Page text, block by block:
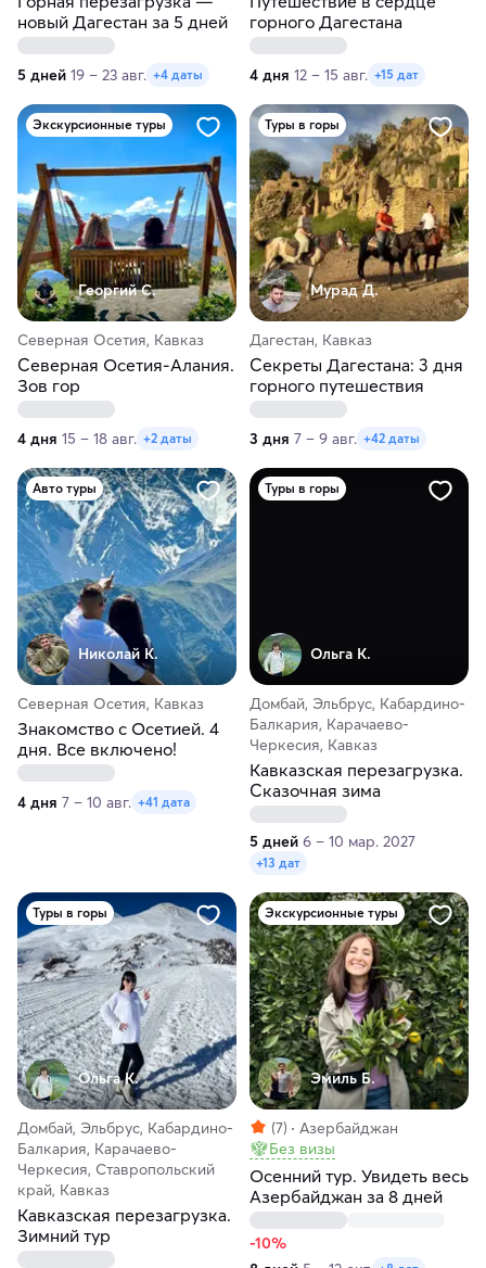
новый Дагестан за 5 дней
5 дней 19 – 23 авг. +4 даты
горного Дагестана
4 дня 12 – 15 авг. +15 дат
Экскурсионные туры
Георгий С.
Северная Осетия, Кавказ
Северная Осетия-Алания.
Зов гор
4 дня 15 – 18 авг. +2 даты
Туры в горы
Мурад Д.
Дагестан, Кавказ
Секреты Дагестана: 3 дня
горного путешествия
3 дня 7 – 9 авг. +42 даты
Авто туры
Николай К.
Северная Осетия, Кавказ
Знакомство с Осетией. 4
дня. Все включено!
4 дня 7 – 10 авг. +41 дата
Туры в горы
Ольга К.
Домбай, Эльбрус, Кабардино-
Балкария, Карачаево-
Черкесия, Кавказ
Кавказская перезагрузка.
Сказочная зима
5 дней 6 – 10 мар. 2027
+13 дат
Туры в горы
Ольга К.
Домбай, Эльбрус, Кабардино-
Балкария, Карачаево-
Черкесия, Ставропольский
край, Кавказ
Кавказская перезагрузка.
Зимний тур
Экскурсионные туры
Эмиль Б.
(7)
Азербайджан
Без визы
Осенний тур. Увидеть весь
Азербайджан за 8 дней
-10%